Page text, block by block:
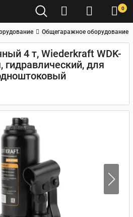
0
Общегаражное оборудование
4 т, Wiederkraft WDK-
для